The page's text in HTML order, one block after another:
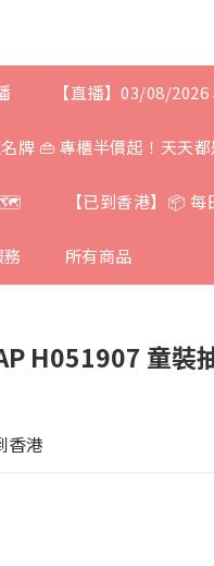
【直播】03/08/
牌 👜 專櫃半價起！天天
🗺 【已到香港】📦
所有商品
H051907 童裝
香港